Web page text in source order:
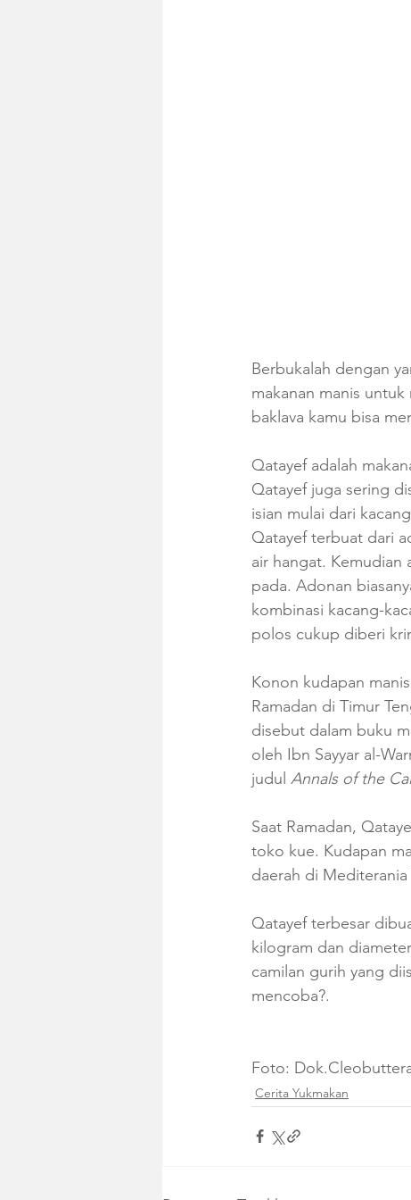
Berbukalah dengan
makanan manis
baklava kamu bisa
Qatayef adalah
Qatayef juga sering
isian mulai dari
Qatayef terbuat dari
air hangat. Kemudian
pada. Adonan
kombinasi kacang-
polos cukup diberi
Konon kudapan
Ramadan di Timur
disebut dalam buku
oleh Ibn Sayyar al-
judul Annals of the
Saat Ramadan,
toko kue. Kudapan
daerah di
Qatayef terbesar
kilogram dan
camilan gurih yang
mencoba?.
Foto:
Cerita Yukmakan